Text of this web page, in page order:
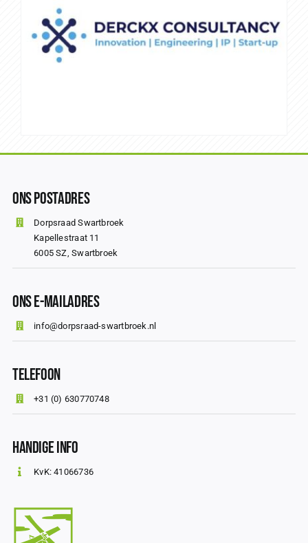
Ons Postadres
Dorpsraad Swartbroek
Kapellestraat 11
6005 SZ, Swartbroek
Ons E-mailadres
info@dorpsraad-swartbroek.nl
Telefoon
+31 (0) 630770748
Handige info
KvK: 41066736